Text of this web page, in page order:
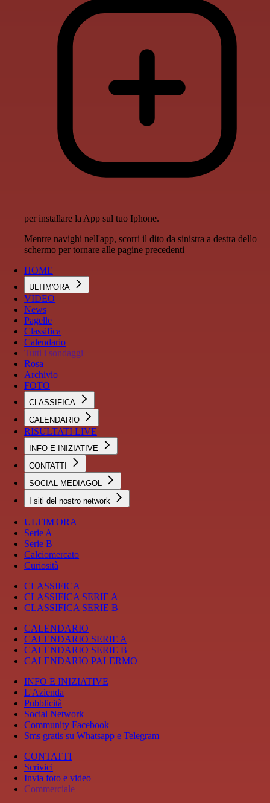
per installare la App sul tuo Iphone.
Mentre navighi nell'app, scorri il dito da sinistra a destra dello
schermo per tornare alle pagine precedenti
HOME
ULTIM'ORA
VIDEO
News
Pagelle
Classifica
Calendario
Tutti i sondaggi
Rosa
Archivio
FOTO
CLASSIFICA
CALENDARIO
RISULTATI LIVE
INFO E INIZIATIVE
CONTATTI
SOCIAL MEDIAGOL
I siti del nostro network
ULTIM'ORA
Serie A
Serie B
Calciomercato
Curiosità
CLASSIFICA
CLASSIFICA SERIE A
CLASSIFICA SERIE B
CALENDARIO
CALENDARIO SERIE A
CALENDARIO SERIE B
CALENDARIO PALERMO
INFO E INIZIATIVE
L'Azienda
Pubblicità
Social Network
Community Facebook
Sms gratis su Whatsapp e Telegram
CONTATTI
Scrivici
Invia foto e video
Commerciale